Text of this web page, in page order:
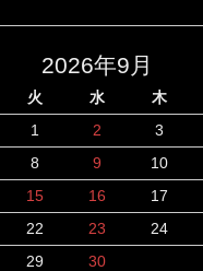
2026年9月
火 水 木
1
2 3
8 9 10
15 16 17
22 23 24
29 30